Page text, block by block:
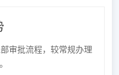
审批流程，较常规办理